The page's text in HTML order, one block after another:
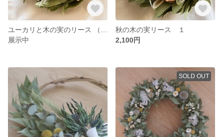
展示中
秋の木の実リース １
2,100円
SOLD OUT